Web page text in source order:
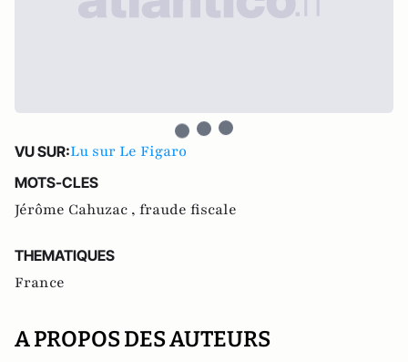
VU SUR:Lu sur Le Figaro
MOTS-CLES
Jérôme Cahuzac , fraude fiscale
THEMATIQUES
France
A PROPOS DES AUTEURS